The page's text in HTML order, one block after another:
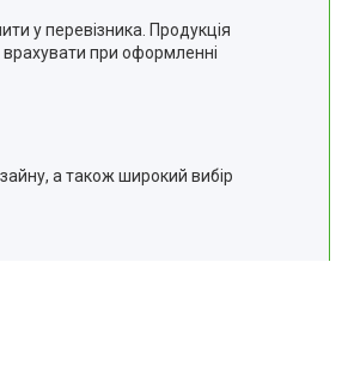
у перевізника. Продукція
врахувати при оформленні
а також широкий вибір